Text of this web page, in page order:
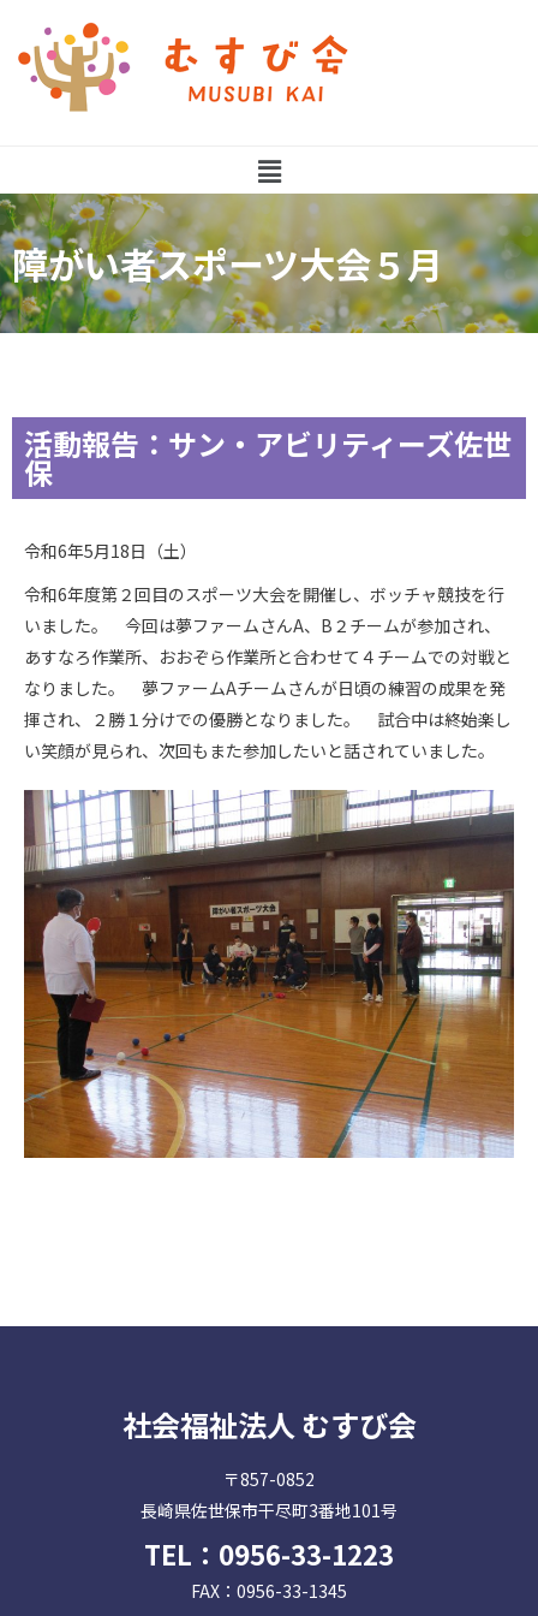
障がい者スポーツ大会５月
活動報告：サン・アビリティーズ佐世
保
令和6年5月18日（土）
令和6年度第２回目のスポーツ大会を開催し、ボッチャ競技を行
いました。 今回は夢ファームさんA、B２チームが参加され、
あすなろ作業所、おおぞら作業所と合わせて４チームでの対戦と
なりました。 夢ファームAチームさんが日頃の練習の成果を発
揮され、２勝１分けでの優勝となりました。 試合中は終始楽し
い笑顔が見られ、次回もまた参加したいと話されていました。
社会福祉法人 むすび会
〒857-0852
長崎県佐世保市干尽町3番地101号
TEL： 0956-33-1223
FAX：0956-33-1345